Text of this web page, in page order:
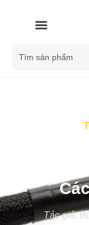
Bộ
Tác giả: